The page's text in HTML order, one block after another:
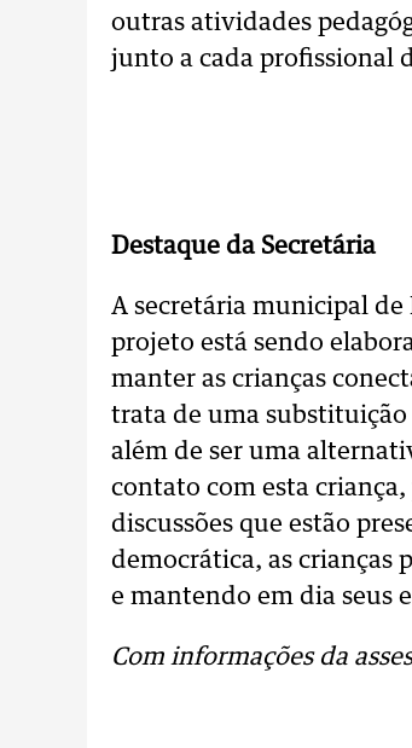
outras atividades
junto a cada profissional
Destaque da Secretária
A secretária municipal de
projeto está sendo
manter as crianças
trata de uma substituição
além de ser uma
contato com esta criança,
discussões que estão
democrática, as crianças
e mantendo em dia seus
Com informações da